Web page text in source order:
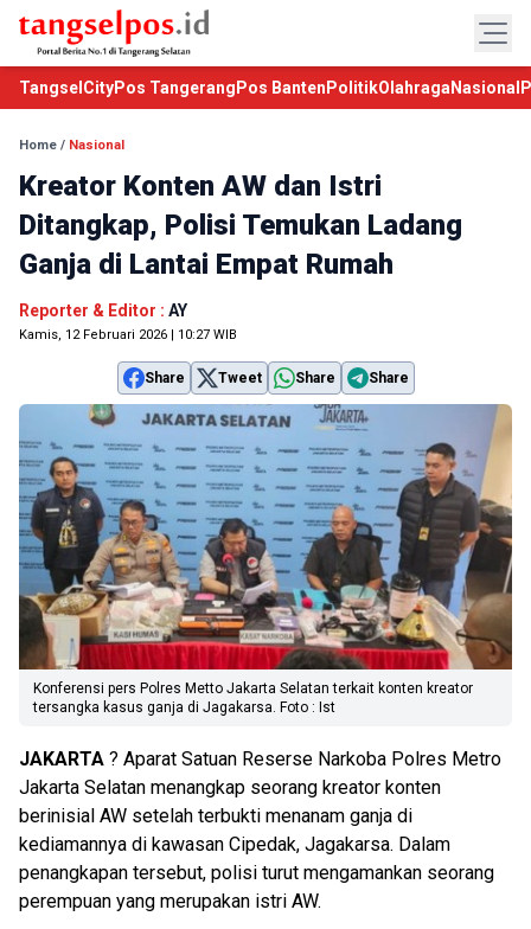
TangselCityPos Tangerang Pos Banten PolitikOlahraga Nasional
Home / Nasional
Kreator Konten AW dan Istri
Ditangkap, Polisi Temukan Ladang
Ganja di Lantai Empat Rumah
Reporter & Editor : AY
Kamis, 12 Februari 2026 | 10:27 WIB
Share Tweet Share Share
Konferensi pers Polres Metto Jakarta Selatan terkait konten kreator
tersangka kasus ganja di Jagakarsa. Foto : Ist
JAKARTA ? Aparat Satuan Reserse Narkoba Polres Metro
Jakarta Selatan menangkap seorang kreator konten
berinisial AW setelah terbukti menanam ganja di
kediamannya di kawasan Cipedak, Jagakarsa. Dalam
penangkapan tersebut, polisi turut mengamankan seorang
perempuan yang merupakan istri AW.